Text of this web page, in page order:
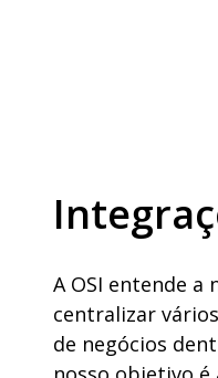
A OSI entende a
centralizar
de negócios